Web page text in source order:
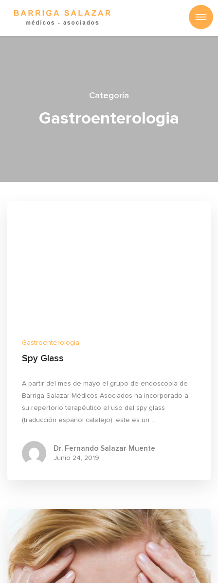
Categoría
Gastroenterologia
Gastroenterologia
Spy Glass
A partir del mes de mayo el grupo de endoscopía de
Barriga Salazar Médicos Asociados ha incorporado a
su repertorio terapéutico el uso del spy glass
(traducción español catalejo). este es un ...
Dr. Fernando Salazar Muente
Junio 24, 2019